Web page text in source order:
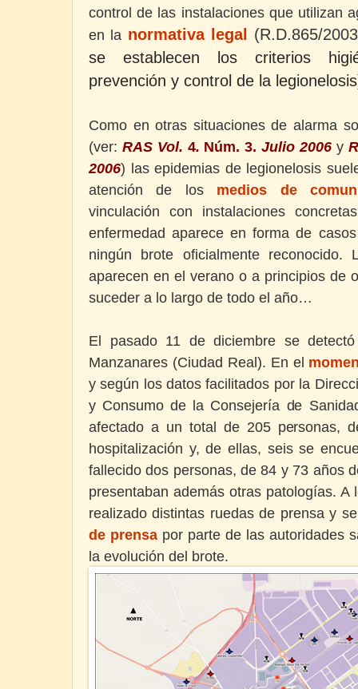
control de las instalaciones que utilizan
en la normativa legal
(R.D.865/
se establecen los criterios
prevención y control de la
Como en otras situaciones de alarma
(ver: RAS Vol. 4. Núm. 3.Julio 2006 y
2006) las epidemias de legionelosis
atención de los medios de
vinculación con instalaciones
enfermedad aparece en forma de
ningún brote oficialmente reconocido.
aparecen en el verano o a principios de
suceder a lo largo de todo el año…
El pasado 11 de diciembre se
Manzanares (Ciudad Real). En el
y según los datos facilitados por la
y Consumo de la Consejería de
afectado a un total de 205 personas,
hospitalización y, de ellas, seis se
fallecido dos personas, de 84 y 73 años
presentaban además otras patologías.
realizado distintas ruedas de prensa y
de prensa por parte de las autoridades
la evolución del brote.